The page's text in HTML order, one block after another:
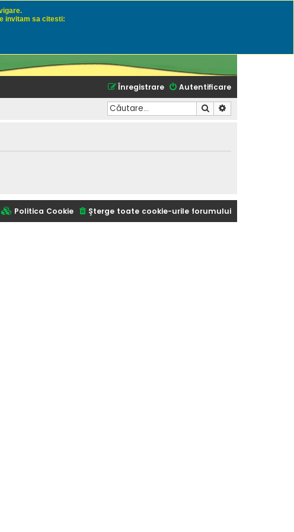
momeli naturale
Autentificare
Înregistrare
Căutare
invitam sa citesti:
Şterge toate cookie-urile forumului
Politica Cookie